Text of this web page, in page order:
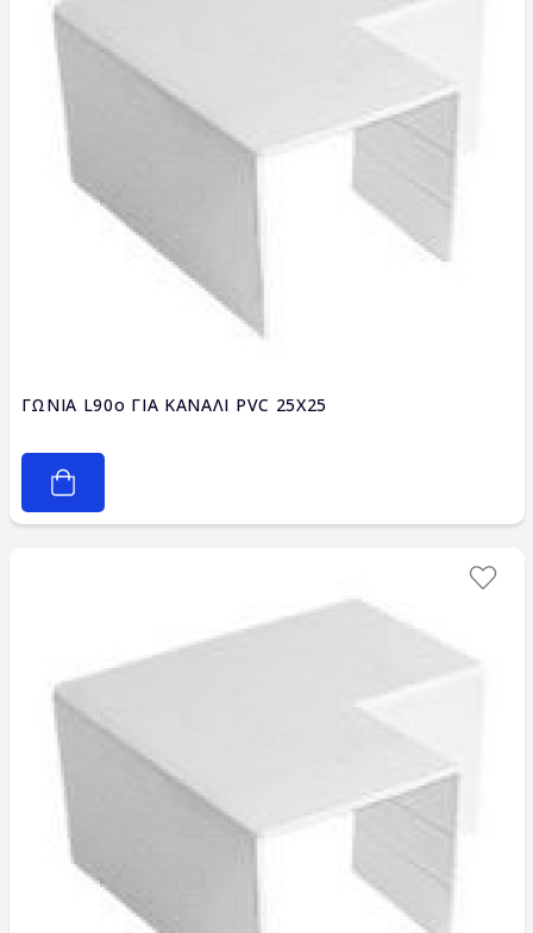
ΓΩΝΙΑ L90ο ΓΙΑ ΚΑΝΑΛΙ PVC 25X25